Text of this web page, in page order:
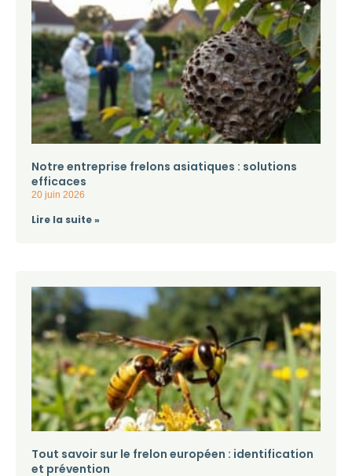
Notre entreprise frelons asiatiques : solutions
efficaces
20 juin 2026
Lire la suite »
Tout savoir sur le frelon européen : identification
et prévention